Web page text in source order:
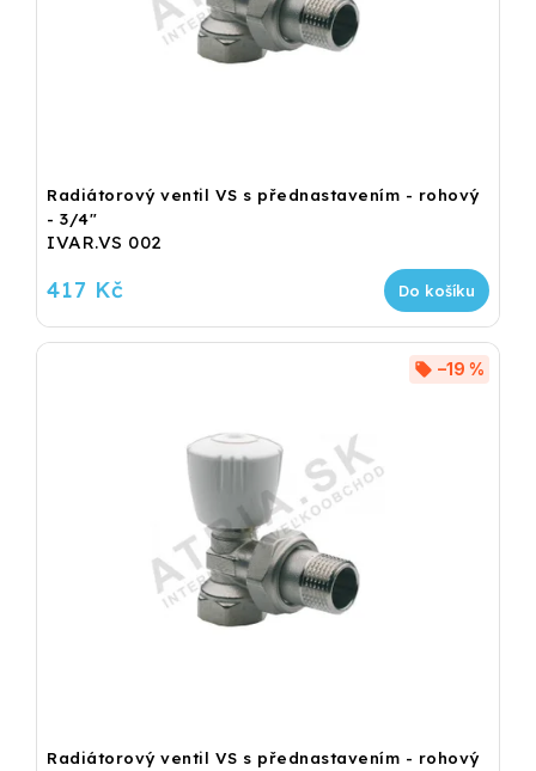
Radiátorový ventil VS s přednastavením - rohový
- 3/4"
IVAR.VS 002
417 Kč Do košíku
Radiátorový ventil VS s přednastavením - rohový
–19 %